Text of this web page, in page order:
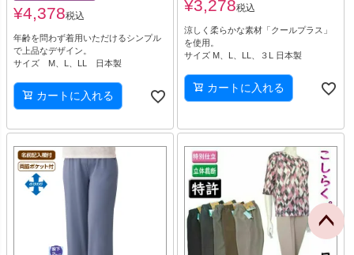
¥4,378税込
年齢を問わず着用いただけるシンプル
で上品なデザイン。
サイズ M、L、LL 日本製
カートに入れる
¥3,278税込
涼しく柔らかな素材「クールプラス」
を使用。
サイズ M、L、LL、３L 日本製
カートに入れる